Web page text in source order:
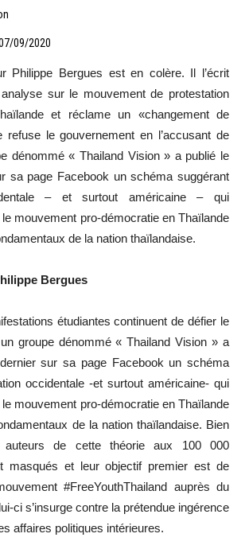
09/2020
Philippe Bergues est en colère. Il l’écrit
sur le mouvement de protestation
et réclame un «changement de
le gouvernement en l’accusant de
dénommé « Thailand Vision » a publié le
sa page Facebook un schéma suggérant
– et surtout américaine – qui
mouvement pro-démocratie en Thaïlande
de la nation thaïlandaise.
Bergues
étudiantes continuent de défier le
groupe dénommé « Thailand Vision » a
sur sa page Facebook un schéma
occidentale -et surtout américaine- qui
mouvement pro-démocratie en Thaïlande
de la nation thaïlandaise. Bien
auteurs de cette théorie aux 100 000
masqués et leur objectif premier est de
#FreeYouthThailand auprès du
ci s’insurge contre la prétendue ingérence
affaires politiques intérieures.